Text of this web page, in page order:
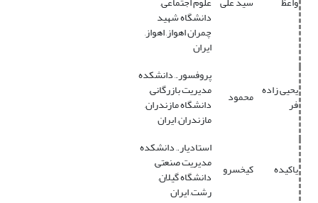
دانشگاه شهید
چمران اهواز, اهواز,
ایران
یحیی زاده
فر محمود
پروفسور., دانشکده
مدیریت بازرگانی,
دانشگاه مازندران,
مازندران, ایران
یاکیده کیخسرو
استادیار., دانشکده
مدیریت صنعتی,
دانشگاه گیلان,
رشت, ایران